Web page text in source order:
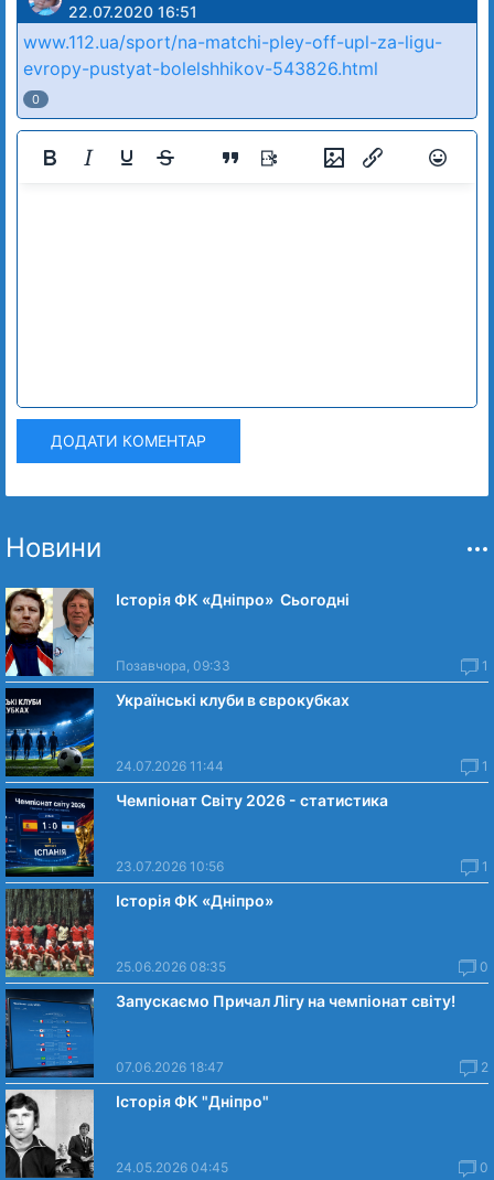
22.07.2020 16:51
www.112.ua/sport/na-matchi-pley-off-upl-za-ligu-
evropy-pustyat-bolelshhikov-543826.html
0
ДОДАТИ КОМЕНТАР
Новини
Історія ФК «Дніпро» Сьогодні
Позавчора, 09:33 1
Українські клуби в єврокубках
24.07.2026 11:44 1
Чемпіонат Світу 2026 - статистика
23.07.2026 10:56 1
Історія ФК «Дніпро»
25.06.2026 08:35 0
Запускаємо Причал Лігу на чемпіонат світу!
07.06.2026 18:47 2
Історія ФК "Дніпро"
24.05.2026 04:45 0